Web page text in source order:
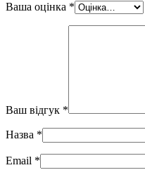
Ваша оцінка *
Ваш відгук *
Назва *
Email *